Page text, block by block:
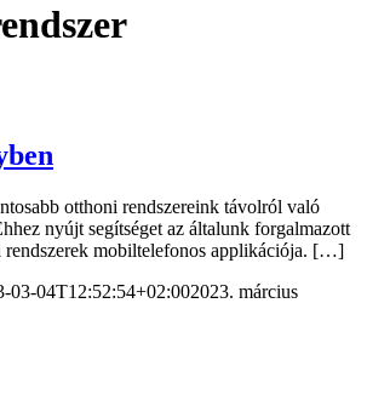
otthoni rendszereink távolról való
nyújt segítséget az általunk forgalmazott
rendszerek mobiltelefonos applikációja. […]
03-04T12:52:54+02:002023. március